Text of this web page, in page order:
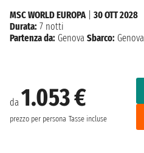
da 1.053 €
prezzo per persona Tasse incluse
MSC WORLD EUROPA
30 OTT 2028
Durata: 7 notti
Partenza da: Genova Sbarco: Genova